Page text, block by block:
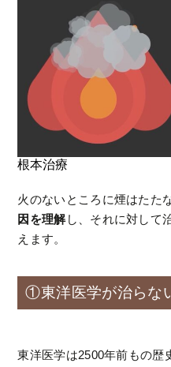
根本治療
火のないところに煙はたた
因を理解し、それに対して
えます。
①東洋医学が治らな
東洋医学は2500年前もの歴